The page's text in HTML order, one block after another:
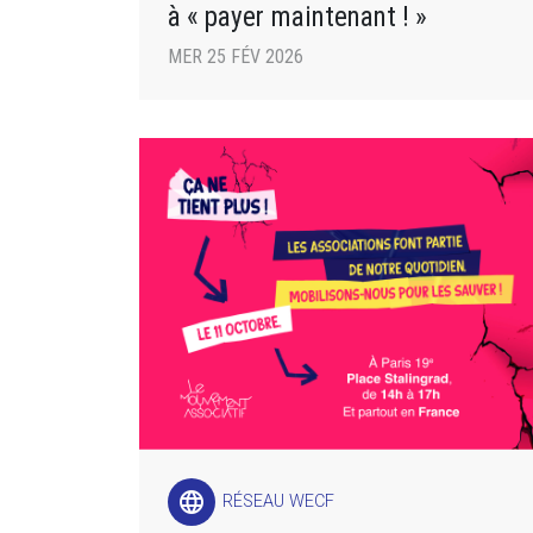
à « payer maintenant ! »
MER 25 FÉV 2026
language RÉSEAU WECF